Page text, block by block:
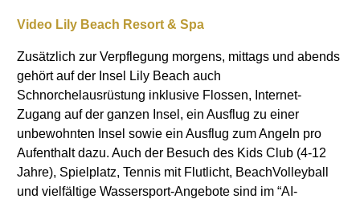
Video Lily Beach Resort & Spa
Zusätzlich zur Verpflegung morgens, mittags und abends
gehört auf der Insel Lily Beach auch
Schnorchelausrüstung inklusive Flossen, Internet-
Zugang auf der ganzen Insel, ein Ausflug zu einer
unbewohnten Insel sowie ein Ausflug zum Angeln pro
Aufenthalt dazu. Auch der Besuch des Kids Club (4-12
Jahre), Spielplatz, Tennis mit Flutlicht, Beach­Volleyball
und vielfältige Wassersport-Angebote sind im “AI-